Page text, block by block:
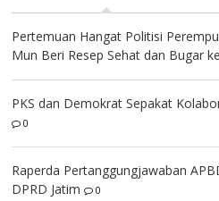
Pertemuan Hangat Politisi
Mun Beri Resep Sehat dan Bugar
PKS dan Demokrat Sepakat
0
Raperda Pertanggungjawaban
DPRD Jatim
0